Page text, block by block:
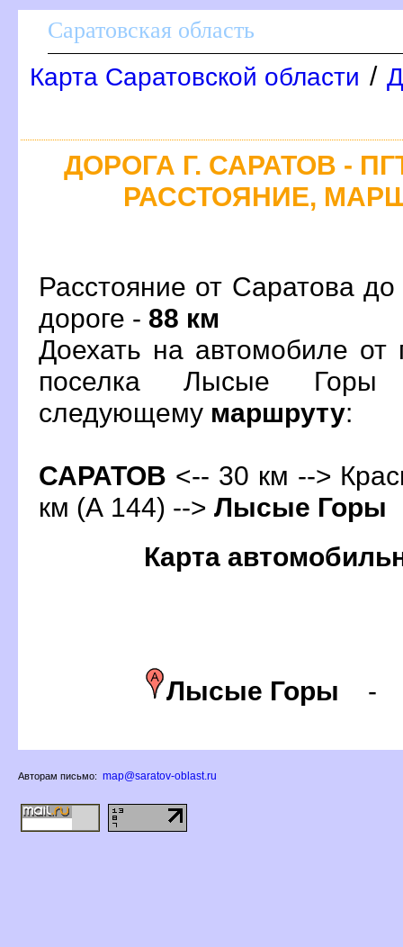
Саратовская область
Карта Саратовской области /
ДОРОГА Г. САРАТОВ -
РАССТОЯНИЕ,
Расстояние от Саратова
дороге - 88 км
Доехать на автомобиле от
поселка Лысые Горы
следующему маршруту:
САРАТО <-- 30 км -->
км (А 144) --> Лысые Горы
Карта
Лысые Горы
Авторам письмо: map@saratov-oblast.ru